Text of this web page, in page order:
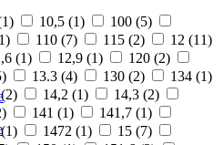
1) 10,5 (1) 100 (5)
1) 110 (7) 115 (2) 12 (11)
(1) 12,9 (1) 120 (2)
) 13.3 (4) 130 (2) 134 (1)
2) 14,2 (1) 14,3 (2)
) 141 (1) 141,7 (1)
1) 1472 (1) 15 (7)